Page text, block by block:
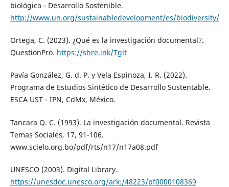
biológica - Desarrollo Sostenible.
http://www.un.org/sustainabledevelopment/es/biodiversity/
Ortega, C. (2023). ¿Qué es la investigación documental?.
QuestionPro. https://shre.ink/Tglt
Pavía González, G. d. P. y Vela Espinoza, I. R. (2022).
Programa de Estudios Sintético de Desarrollo Sustentable.
ESCA UST - IPN, CdMx, México.
Tancara Q. C. (1993). La investigación documental. Revista
Temas Sociales, 17, 91-106.
www.scielo.org.bo/pdf/rts/n17/n17a08.pdf
UNESCO (2003). Digital Library.
https://unesdoc.unesco.org/ark:/48223/pf0000108369